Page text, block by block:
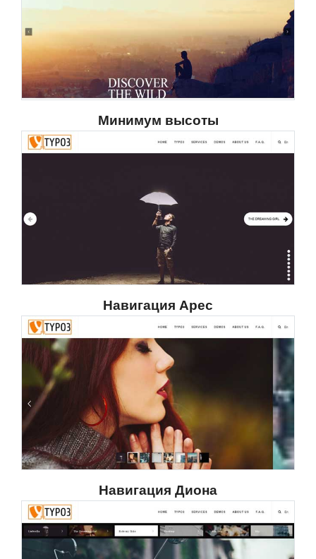
Минимум высоты
Навигация Арес
Навигация Диона